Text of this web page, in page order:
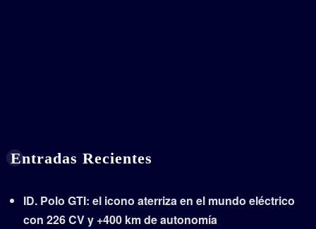
Entradas Recientes
ID. Polo GTI: el icono aterriza en el mundo eléctrico
con 226 CV y +400 km de autonomía